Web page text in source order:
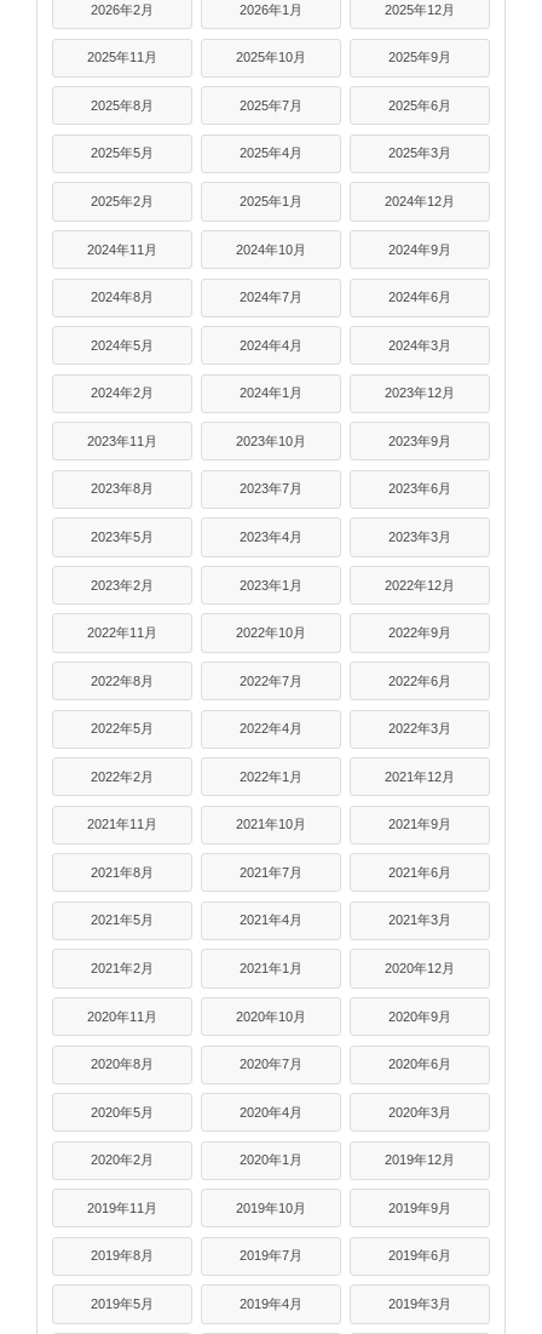
2026年2月 2026年1月 2025年12月
2025年11月 2025年10月 2025年9月
2025年8月 2025年7月 2025年6月
2025年5月 2025年4月 2025年3月
2025年2月 2025年1月 2024年12月
2024年11月 2024年10月 2024年9月
2024年8月 2024年7月 2024年6月
2024年5月 2024年4月 2024年3月
2024年2月 2024年1月 2023年12月
2023年11月 2023年10月 2023年9月
2023年8月 2023年7月 2023年6月
2023年5月 2023年4月 2023年3月
2023年2月 2023年1月 2022年12月
2022年11月 2022年10月 2022年9月
2022年8月 2022年7月 2022年6月
2022年5月 2022年4月 2022年3月
2022年2月 2022年1月 2021年12月
2021年11月 2021年10月 2021年9月
2021年8月 2021年7月 2021年6月
2021年5月 2021年4月 2021年3月
2021年2月 2021年1月 2020年12月
2020年11月 2020年10月 2020年9月
2020年8月 2020年7月 2020年6月
2020年5月 2020年4月 2020年3月
2020年2月 2020年1月 2019年12月
2019年11月 2019年10月 2019年9月
2019年8月 2019年7月 2019年6月
2019年5月 2019年4月 2019年3月